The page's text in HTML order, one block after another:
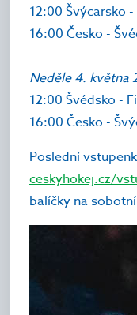
12:00 Švýcarsko -
16:00 Česko -
Neděle 4. května
12:00 Švédsko -
16:00 Česko -
Poslední
ceskyhokej.cz/
balíčky na